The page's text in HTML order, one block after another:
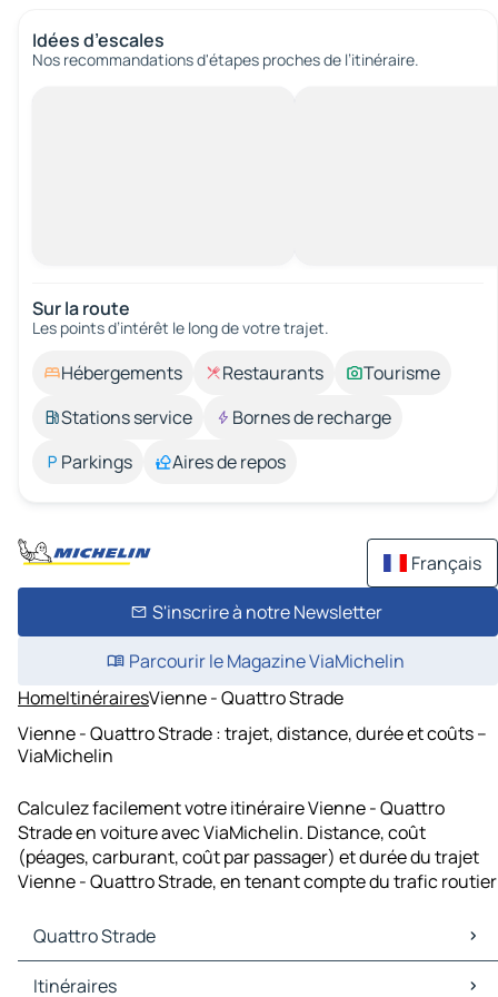
Idées d’escales
Nos recommandations d'étapes proches de l’itinéraire.
Sur la route
Les points d’intérêt le long de votre trajet.
Hébergements Restaurants
Tourisme
Stations service
Bornes de recharge
Parkings
Aires de repos
Français
S'inscrire à notre Newsletter
Parcourir le Magazine ViaMichelin
HomeItinérairesVienne - Quattro Strade
Vienne - Quattro Strade : trajet, distance, durée et coûts –
ViaMichelin
Calculez facilement votre itinéraire Vienne - Quattro
Strade en voiture avec ViaMichelin. Distance, coût
(péages, carburant, coût par passager) et durée du trajet
Vienne - Quattro Strade, en tenant compte du trafic routier
Quattro Strade
Quattro Strade Cartes et plans
Itinéraires